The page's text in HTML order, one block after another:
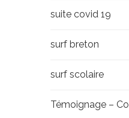
suite covid 19
surf breton
surf scolaire
Témoignage –